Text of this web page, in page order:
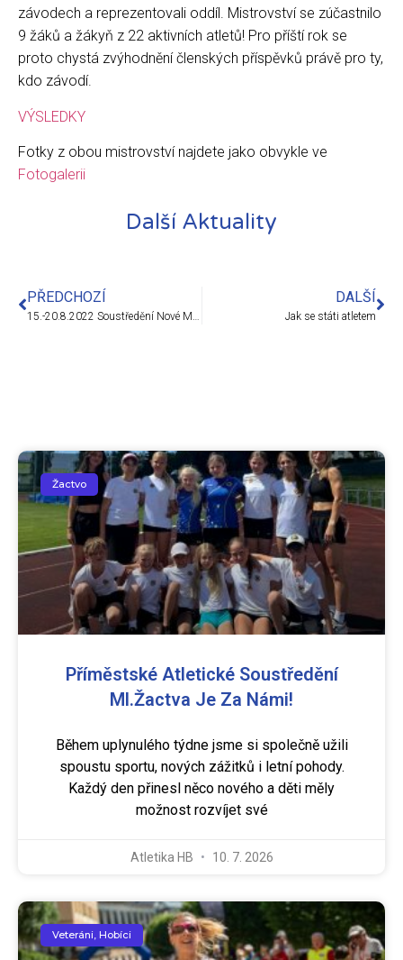
závodech a reprezentovali oddíl. Mistrovství se zúčastnilo
9 žáků a žákyň z 22 aktivních atletů! Pro příští rok se
proto chystá zvýhodnění členských příspěvků právě pro ty,
kdo závodí.
VÝSLEDKY
Fotky z obou mistrovství najdete jako obvykle ve
Fotogalerii
Další Aktuality
PŘEDCHOZÍ
15.-20.8.2022 Soustředění Nové Město na Moravě
DALŠÍ
Jak se státi atletem
Žactvo
Příměstské Atletické Soustředění
Ml.žactva Je Za Námi!
Během uplynulého týdne jsme si společně užili
spoustu sportu, nových zážitků i letní pohody.
Každý den přinesl něco nového a děti měly
možnost rozvíjet své
Atletika HB 10. 7. 2026
Veteráni, Hobíci